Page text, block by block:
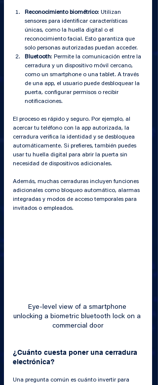
Reconocimiento biométrico: Utilizan
sensores para identificar características
únicas, como la huella digital o el
reconocimiento facial. Esto garantiza que
solo personas autorizadas puedan acceder.
Bluetooth: Permite la comunicación entre la
cerradura y un dispositivo móvil cercano,
como un smartphone o una tablet. A través
de una app, el usuario puede desbloquear la
puerta, configurar permisos o recibir
notificaciones.
El proceso es rápido y seguro. Por ejemplo, al
acercar tu teléfono con la app autorizada, la
cerradura verifica la identidad y se desbloquea
automáticamente. Si prefieres, también puedes
usar tu huella digital para abrir la puerta sin
necesidad de dispositivos adicionales.
Además, muchas cerraduras incluyen funciones
adicionales como bloqueo automático, alarmas
integradas y modos de acceso temporales para
invitados o empleados.
Eye-level view of a smartphone
unlocking a biometric bluetooth lock on a
commercial door
¿Cuánto cuesta poner una cerradura
electrónica?
Una pregunta común es cuánto invertir para